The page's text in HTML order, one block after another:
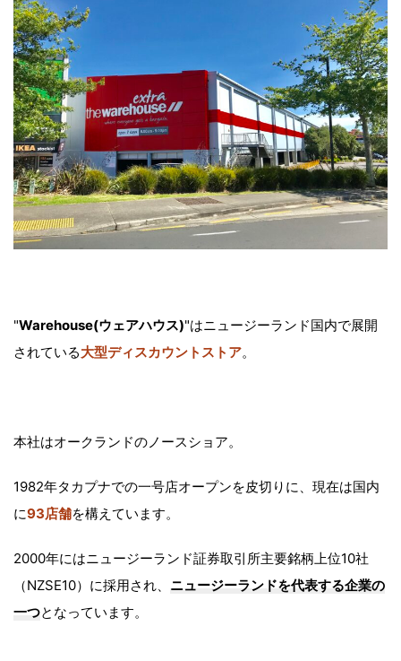
"Warehouse(ウェアハウス)"はニュージーランド国内で展開
されている大型ディスカウントストア。
本社はオークランドのノースショア。
1982年タカプナでの一号店オープンを皮切りに、現在は国内
に93店舗を構えています。
2000年にはニュージーランド証券取引所主要銘柄上位10社
（NZSE10）に採用され、 ニュージーランドを代表する企業の
一つとなっています。